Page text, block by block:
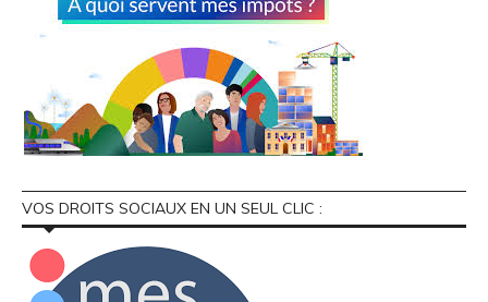
VOS DROITS SOCIAUX EN UN SEUL CLIC :